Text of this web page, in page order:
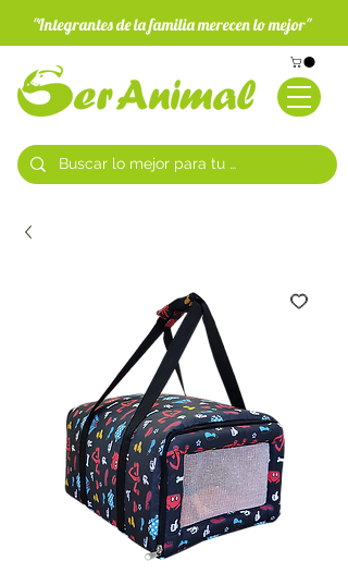
"Integrantes de la familia merecen lo mejor"